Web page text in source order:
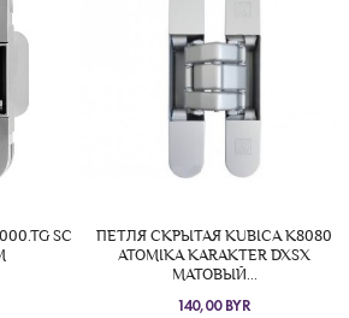
SC
ПЕТЛЯ СКРЫТАЯ KUBICA K8080
ATOMIKA KARAKTER DXSX
МАТОВЫЙ...
140,00 BYR